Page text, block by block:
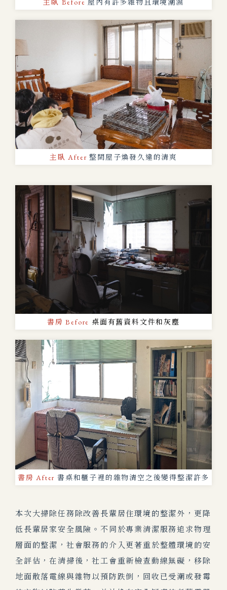
主臥 Before 屋內有許多雜物且環境潮濕
主臥 After 整間屋子煥發久違的清爽
書房 Before 桌面有舊資料文件和灰塵
書房 After 書桌和櫃子裡的雜物清空之後變得整潔許多
本次大掃除任務除改善長輩居住環境的整潔外，更降
低長輩居家安全風險。不同於專業清潔服務追求物理
層面的整潔，社會服務的介入更著重於整體環境的安
全評估，在清掃後，社 工會重新檢查動線無礙，移除
地面散落電線與雜物以預防跌倒，回收已受潮或發霉